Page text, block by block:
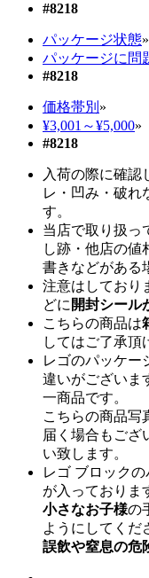
#8218
パッケージ状態»
パッケージに問
#8218
価格帯別 »
¥3,001～¥5,000»
#8218
入荷の際に確認
レ・凹み・破れ
す。
当店で取り扱っ
し跡・他店の値
書きなどがある
注意はしており
どに 開封シール
こちらの商品は
してはご了承頂
レゴのパッケー
違いがございま
一商品です。
こちらの商品写
届く場合もござ
い致します。
レゴ ブロック
が入っておりま
小さなお子様の
ようにしてくだ
誤飲や窒息の危